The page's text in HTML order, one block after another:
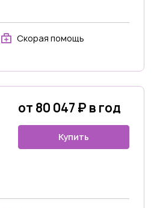
Скорая помощь
от 80 047 ₽ в год
Купить